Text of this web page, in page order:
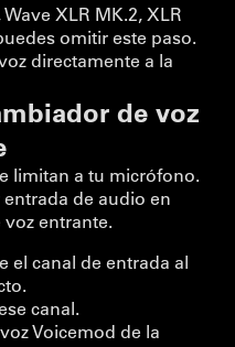
XLR MK.2, XLR
omitir este paso.
directamente a la
de voz
limitan a tu micrófono.
de audio en
entrante.
el canal de entrada al
canal.
Voicemod de la